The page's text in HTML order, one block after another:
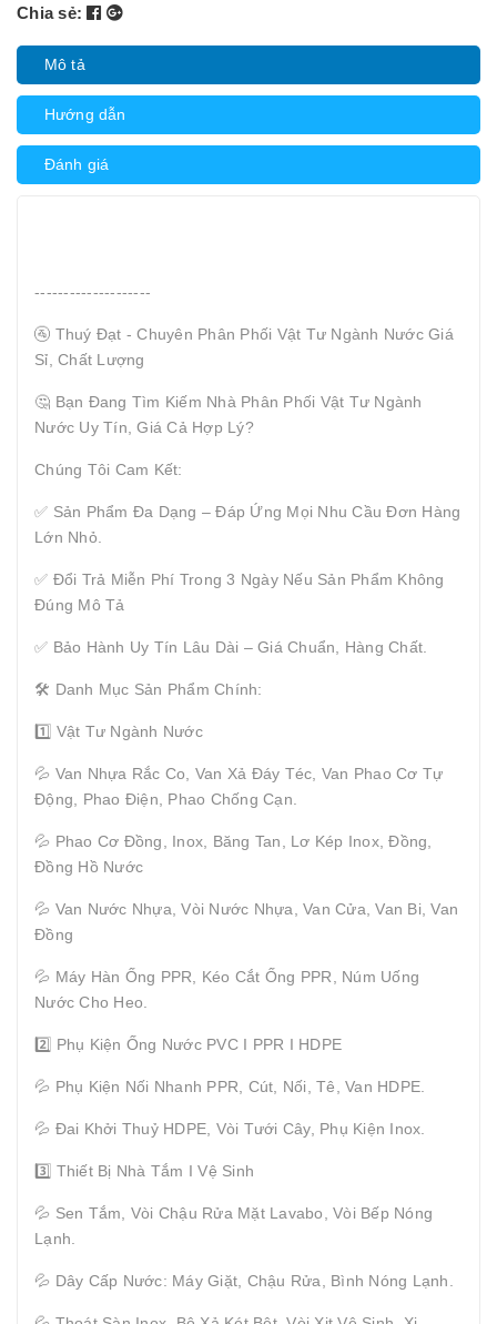
Chia sẻ:
Mô tả
Hướng dẫn
Đánh giá
--------------------
🚰 Thuý Đạt - Chuyên Phân Phối Vật Tư Ngành Nước Giá
Sỉ, Chất Lượng
🤔 Bạn Đang Tìm Kiếm Nhà Phân Phối Vật Tư Ngành
Nước Uy Tín, Giá Cả Hợp Lý?
Chúng Tôi Cam Kết:
✅ Sản Phẩm Đa Dạng – Đáp Ứng Mọi Nhu Cầu Đơn Hàng
Lớn Nhỏ.
✅ Đổi Trả Miễn Phí Trong 3 Ngày Nếu Sản Phẩm Không
Đúng Mô Tả
✅ Bảo Hành Uy Tín Lâu Dài – Giá Chuẩn, Hàng Chất.
🛠 Danh Mục Sản Phẩm Chính:
1️⃣ Vật Tư Ngành Nước
💦 Van Nhựa Rắc Co, Van Xả Đáy Téc, Van Phao Cơ Tự
Động, Phao Điện, Phao Chống Cạn.
💦 Phao Cơ Đồng, Inox, Băng Tan, Lơ Kép Inox, Đồng,
Đồng Hồ Nước
💦 Van Nước Nhựa, Vòi Nước Nhựa, Van Cửa, Van Bi, Van
Đồng
💦 Máy Hàn Ống PPR, Kéo Cắt Ống PPR, Núm Uống
Nước Cho Heo.
2️⃣ Phụ Kiện Ống Nước PVC I PPR I HDPE
💦 Phụ Kiện Nối Nhanh PPR, Cút, Nối, Tê, Van HDPE.
💦 Đai Khởi Thuỷ HDPE, Vòi Tưới Cây, Phụ Kiện Inox.
3️⃣ Thiết Bị Nhà Tắm I Vệ Sinh
💦 Sen Tắm, Vòi Chậu Rửa Mặt Lavabo, Vòi Bếp Nóng
Lạnh.
💦 Dây Cấp Nước: Máy Giặt, Chậu Rửa, Bình Nóng Lạnh.